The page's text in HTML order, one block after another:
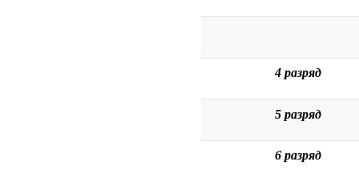
4 разряд
5 разряд
6 разряд